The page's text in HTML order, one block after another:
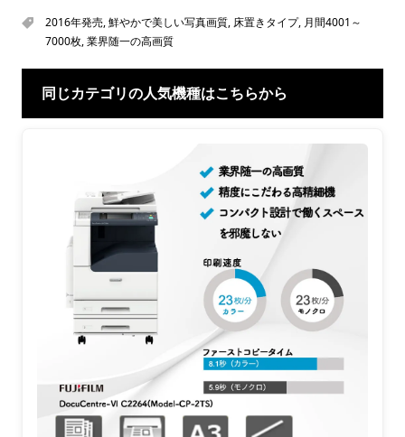
2016年発売,鮮やかで美しい写真画質, 床置きタイプ, 月間4001～
7000枚,業界随一の高画質
同じカテゴリの人気機種はこちらから